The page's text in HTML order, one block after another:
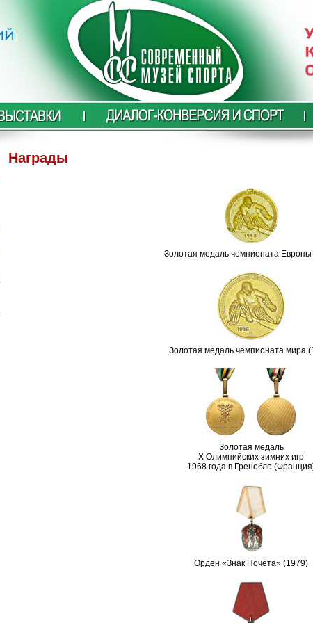
Награды
Золотая медаль чемпионата Европы
Золотая медаль чемпионата мира
Золотая медаль
X Олимпийских зимних игр
1968 года в Гренобле
Орден «Знак Почёта» (1979)